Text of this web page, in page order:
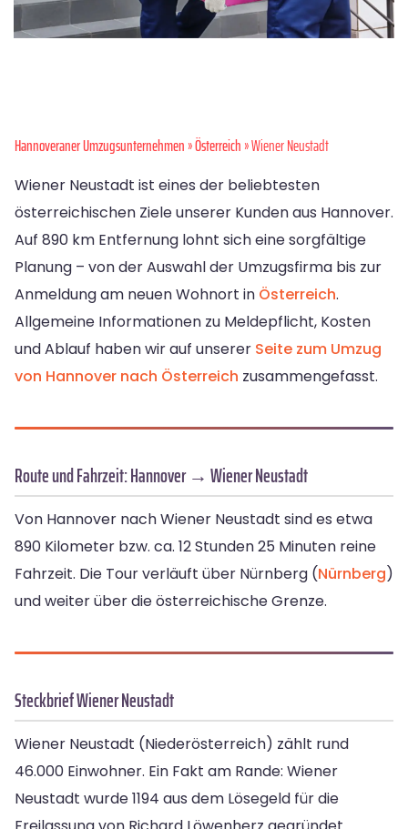
Hannoveraner Umzugsunternehmen»Österreich» Wiener Neustadt
Wiener Neustadt ist eines der beliebtesten
österreichischen Ziele unserer Kunden aus Hannover.
Auf 890 km Entfernung lohnt sich eine sorgfältige
Planung – von der Auswahl der Umzugsfirma bis zur
Anmeldung am neuen Wohnort in Österreich.
Allgemeine Informationen zu Meldepflicht, Kosten
und Ablauf haben wir auf unserer Seite zum Umzug
von Hannover nach Österreich zusammengefasst.
Route und Fahrzeit: Hannover → Wiener Neustadt
Von Hannover nach Wiener Neustadt sind es etwa
890 Kilometer bzw. ca. 12 Stunden 25 Minuten reine
Fahrzeit. Die Tour verläuft über Nürnberg (Nürnberg)
und weiter über die österreichische Grenze.
Steckbrief Wiener Neustadt
Wiener Neustadt (Niederösterreich) zählt rund
46.000 Einwohner. Ein Fakt am Rande: Wiener
Neustadt wurde 1194 aus dem Lösegeld für die